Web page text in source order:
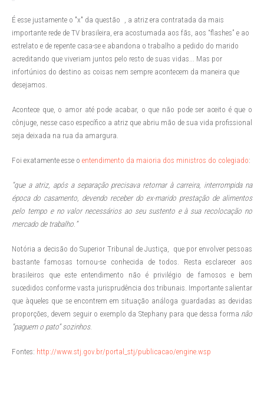
É esse justamente o "x" da questão
, a atriz era contratada da mais
importante rede de TV brasileira, era acostumada aos fãs, aos “flashes” e ao
estrelato e de repente casa-se e abandona o trabalho a pedido do marido
acreditando que viveriam juntos pelo resto de suas vidas... Mas por
infortúnios do destino as coisas nem sempre acontecem da maneira que
desejamos.
Acontece que, o amor até pode acabar, o que não pode ser aceito é que o
cônjuge, nesse caso específico a atriz que abriu mão de sua vida profissional
seja deixada na rua da amargura.
Foi exatamente esse o entendimento da maioria dos ministros do colegiado:
“que a atriz, após a separação precisava retornar à carreira, interrompida na
época do casamento, devendo receber do ex-marido prestação de alimentos
pelo tempo e no valor necessários ao seu sustento e à sua recolocação no
mercado de trabalho ”
Notória a decisão do Superior Tribunal de Justiça,
que por envolver pessoas
bastante famosas tornou-se conhecida de todos. Resta esclarecer aos
brasileiros que este entendimento não é privilégio de famosos e bem
sucedidos conforme vasta jurisprudência dos tribunais. Importante salientar
que àqueles que se encontrem em situação análoga guardadas as devidas
proporções, devem seguir o exemplo da Stephany para que dessa forma não
“paguem o pato” sozinhos.
Fontes: http://www.stj.gov.br/portal_stj/publicacao/engine.wsp